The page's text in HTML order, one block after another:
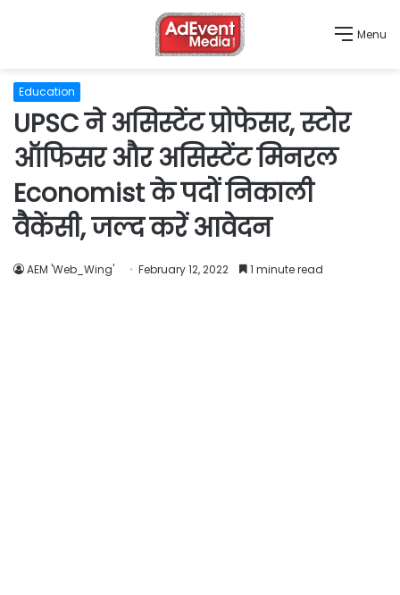
Menu
Education
UPSC ने असिस्टेंट प्रोफेसर, स्टोर
ऑफिसर और असिस्टेंट मिनरल
Economist के पदों निकाली
वैकेंसी, जल्द करें आवेदन
AEM 'Web_Wing' February 12, 2022 1 minute read